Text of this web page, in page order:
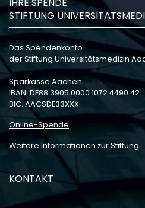
STIFTUNG
Das Spendenkonto
der Stiftung Universitätsmedizin
Sparkasse Aachen
IBAN: DE88 3905 0000 1072 4490 42
BIC: AACSDE33XXX
Online-Spende
Weitere Informationen zur Stiftung
KONTAKT